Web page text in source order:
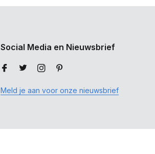
Social Media en Nieuwsbrief
Meld je aan voor onze nieuwsbrief